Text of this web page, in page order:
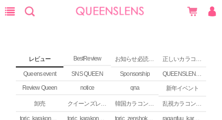
レビュー BestReview お知らせ必読 (NEWS) 正しいカラコンの使い方
Queens event SNS QUEEN Sponsorship
QUEENSLENS Affiliate Program
Review Queen
notice qna 新年イベント
卸売 クイーンズレンズ カラコンコラム 韓国カラコンguide 乱視カラコンの安全性
toric_karakon_takai_riyuu toric_karakon_real_review toric_zenshoku_review
raganfuu_karakon_erabikata